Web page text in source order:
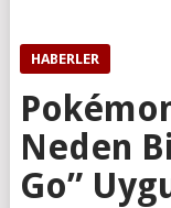
HABERLER
Neden
Go”